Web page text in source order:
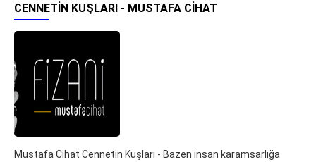
CENNETIN KUŞLARI - MUSTAFA CIHAT
Mustafa Cihat Cennetin Kuşları - Bazen insan karamsarlığa